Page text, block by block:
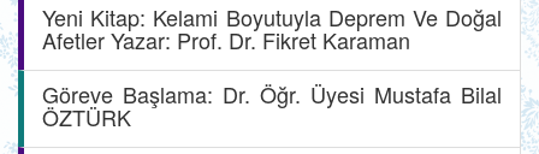
Yeni Kitap: Kelami Boyutuyla Deprem Ve Doğal
Afetler Yazar: Prof. Dr. Fikret Karaman
Göreve Başlama: Dr. Öğr. Üyesi Mustafa Bilal
ÖZTÜRK